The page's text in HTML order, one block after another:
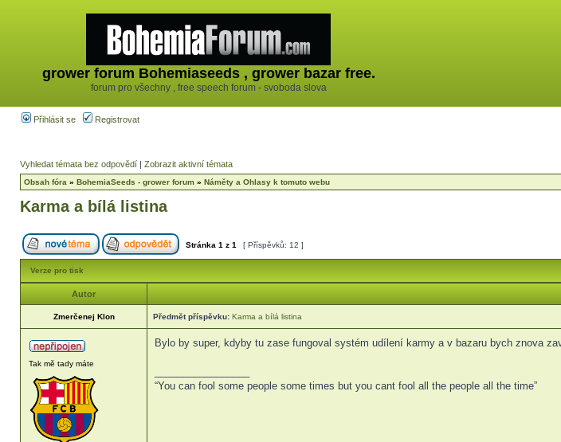
grower forum Bohemiaseeds , grower bazar free.
forum pro všechny , free speech forum - svoboda slova
Přihlásit se Registrovat
Vyhledat témata bez odpovědí | Zobrazit aktivní témata
Obsah fóra » BohemiaSeeds - grower forum » Náměty a Ohlasy k tomuto webu
Karma a bílá listina
Stránka 1 z 1 [ Příspěvků: 12 ]
Verze pro tisk
Autor
Zmerčenej Klon Předmět příspěvku: Karma a bílá listina
Tak mě tady máte
Bylo by super, kdyby tu zase fungoval systém udílení karmy a v bazaru bych znova
“You can fool some people some times but you cant fool all the people all the time”